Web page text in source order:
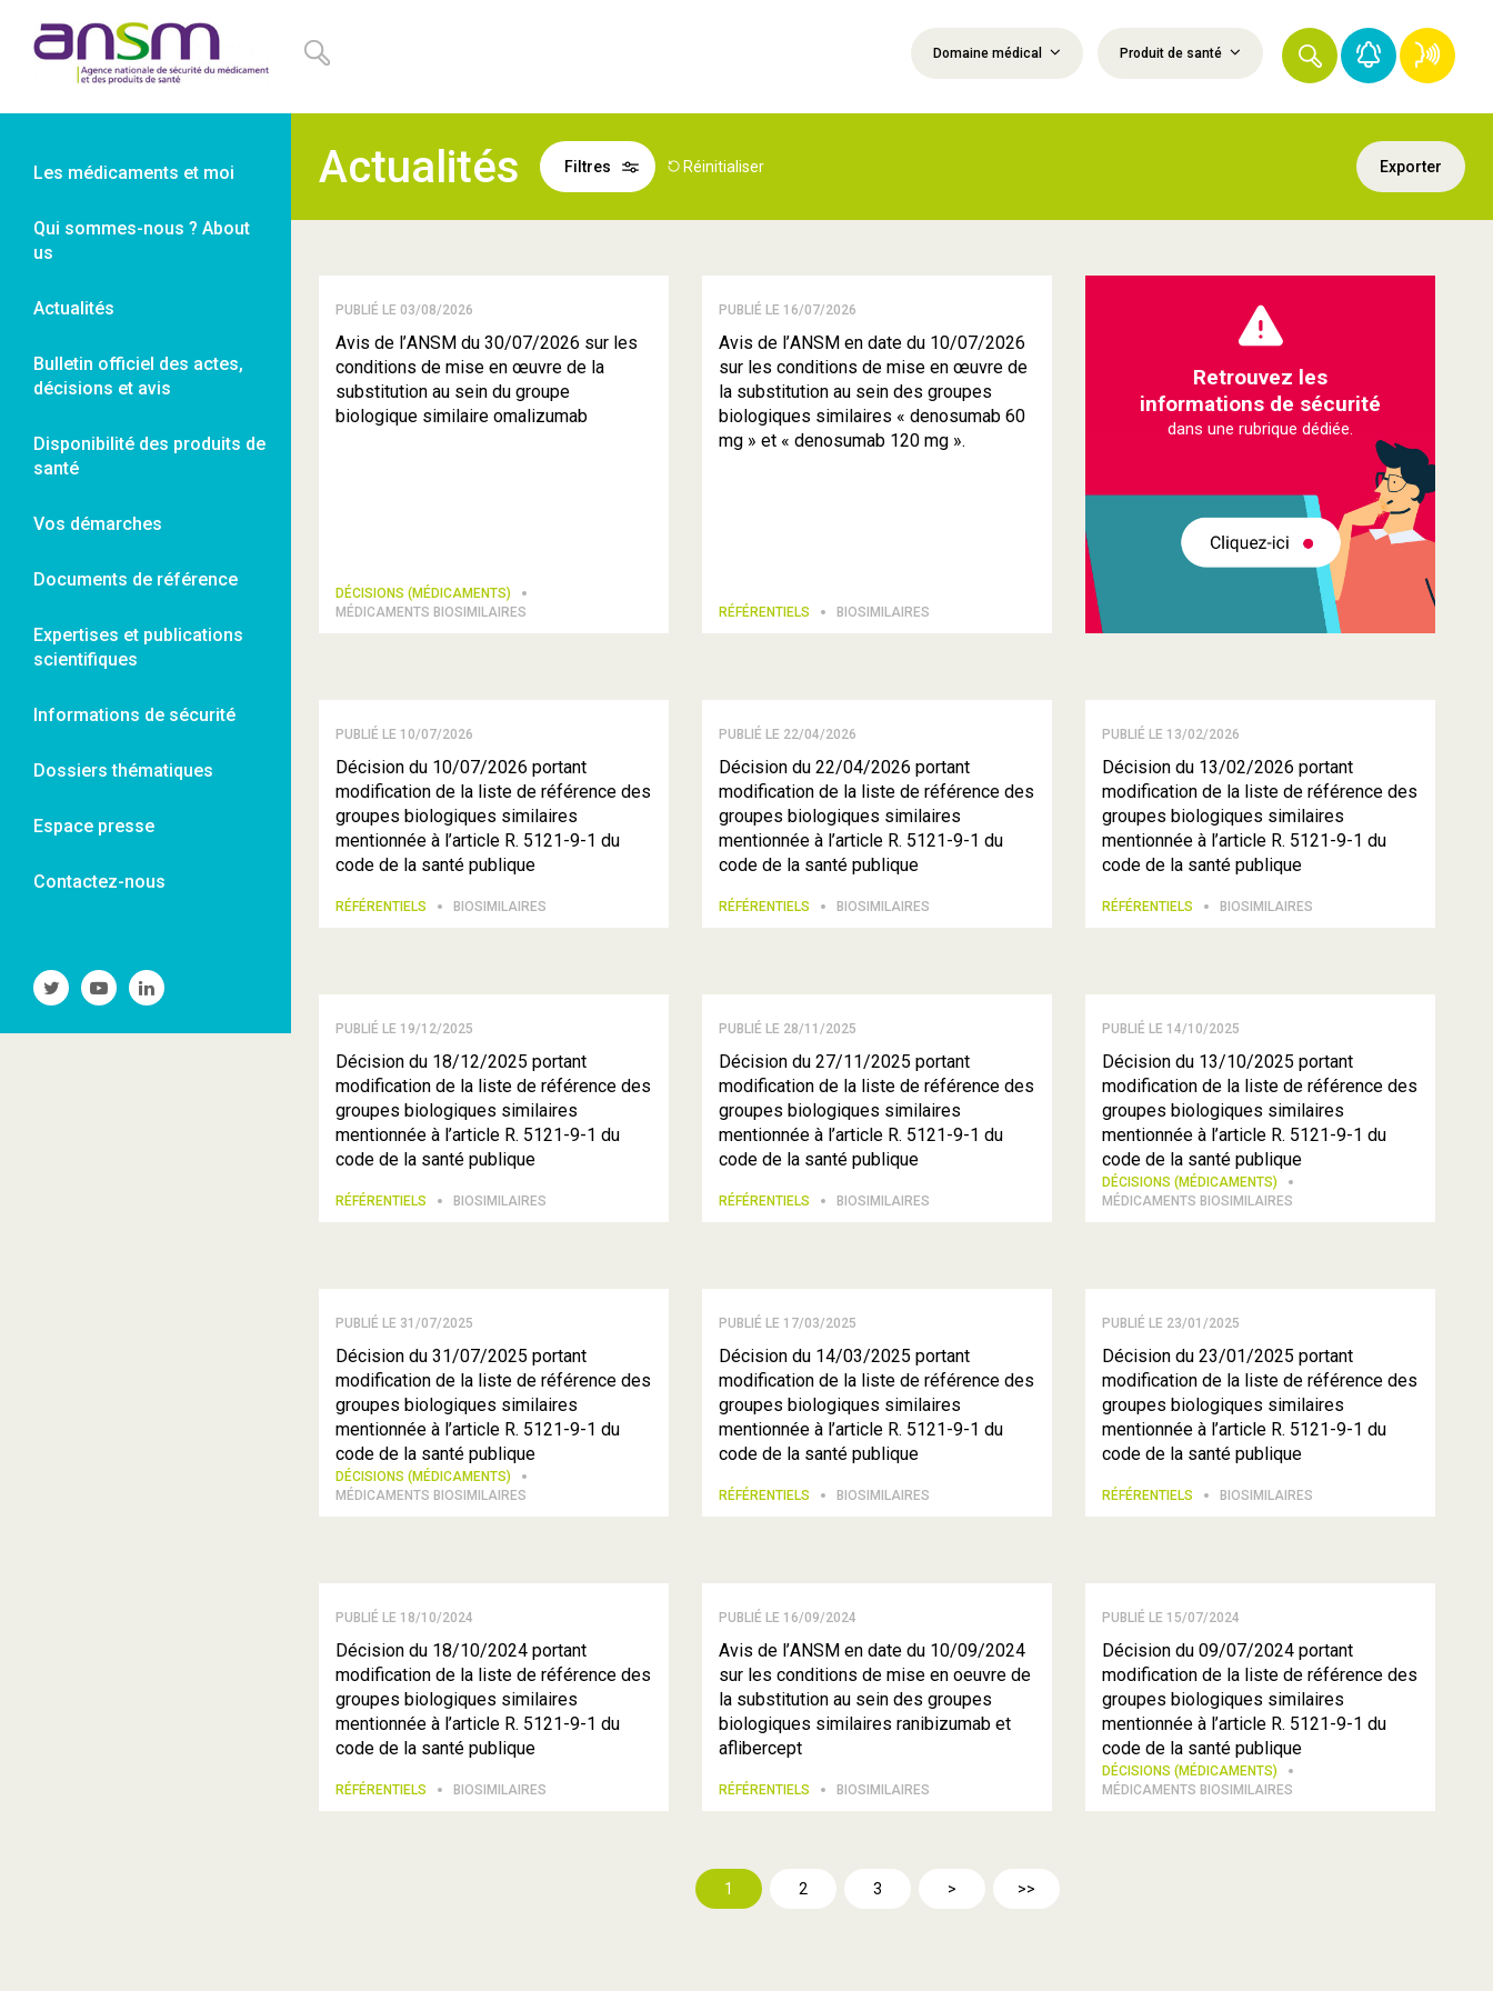
Domaine médical Produit de santé
Les médicaments et moi
Qui sommes-nous ? About
us
Actualités
Bulletin officiel des actes,
décisions et avis
Disponibilité des produits de
santé
Vos démarches
Documents de référence
Expertises et publications
scientifiques
Informations de sécurité
Dossiers thématiques
Espace presse
Contactez-nous
Suivre
l'ANSM
Twitter
Suivre
l'ANSM
Youtube
Suivre
l'ANSM
Linkedin
Actualités Filtres Réinitialiser Exporter
PUBLIÉ LE 03/08/2026
Avis de l’ANSM du 30/07/2026 sur les
conditions de mise en œuvre de la
substitution au sein du groupe
biologique similaire omalizumab
DÉCISIONS (MÉDICAMENTS)
MÉDICAMENTS BIOSIMILAIRES
PUBLIÉ LE 16/07/2026
Avis de l’ANSM en date du 10/07/2026
sur les conditions de mise en œuvre de
la substitution au sein des groupes
biologiques similaires « denosumab 60
mg » et « denosumab 120 mg ».
RÉFÉRENTIELS BIOSIMILAIRES
Retrouvez les
informations de sécurité
dans une rubrique dédiée.
PUBLIÉ LE 10/07/2026
Décision du 10/07/2026 portant
modification de la liste de référence des
groupes biologiques similaires
mentionnée à l’article R. 5121-9-1 du
code de la santé publique
RÉFÉRENTIELS BIOSIMILAIRES
PUBLIÉ LE 22/04/2026
Décision du 22/04/2026 portant
modification de la liste de référence des
groupes biologiques similaires
mentionnée à l’article R. 5121-9-1 du
code de la santé publique
RÉFÉRENTIELS BIOSIMILAIRES
PUBLIÉ LE 13/02/2026
Décision du 13/02/2026 portant
modification de la liste de référence des
groupes biologiques similaires
mentionnée à l’article R. 5121-9-1 du
code de la santé publique
RÉFÉRENTIELS BIOSIMILAIRES
PUBLIÉ LE 19/12/2025
Décision du 18/12/2025 portant
modification de la liste de référence des
groupes biologiques similaires
mentionnée à l’article R. 5121-9-1 du
code de la santé publique
RÉFÉRENTIELS BIOSIMILAIRES
PUBLIÉ LE 28/11/2025
Décision du 27/11/2025 portant
modification de la liste de référence des
groupes biologiques similaires
mentionnée à l’article R. 5121-9-1 du
code de la santé publique
RÉFÉRENTIELS BIOSIMILAIRES
PUBLIÉ LE 14/10/2025
Décision du 13/10/2025 portant
modification de la liste de référence des
groupes biologiques similaires
mentionnée à l’article R. 5121-9-1 du
code de la santé publique
DÉCISIONS (MÉDICAMENTS)
MÉDICAMENTS BIOSIMILAIRES
PUBLIÉ LE 31/07/2025
Décision du 31/07/2025 portant
modification de la liste de référence des
groupes biologiques similaires
mentionnée à l’article R. 5121-9-1 du
code de la santé publique
DÉCISIONS (MÉDICAMENTS)
MÉDICAMENTS BIOSIMILAIRES
PUBLIÉ LE 17/03/2025
Décision du 14/03/2025 portant
modification de la liste de référence des
groupes biologiques similaires
mentionnée à l’article R. 5121-9-1 du
code de la santé publique
RÉFÉRENTIELS BIOSIMILAIRES
PUBLIÉ LE 23/01/2025
Décision du 23/01/2025 portant
modification de la liste de référence des
groupes biologiques similaires
mentionnée à l’article R. 5121-9-1 du
code de la santé publique
RÉFÉRENTIELS BIOSIMILAIRES
PUBLIÉ LE 18/10/2024
Décision du 18/10/2024 portant
modification de la liste de référence des
groupes biologiques similaires
mentionnée à l’article R. 5121-9-1 du
code de la santé publique
RÉFÉRENTIELS BIOSIMILAIRES
PUBLIÉ LE 16/09/2024
Avis de l’ANSM en date du 10/09/2024
sur les conditions de mise en oeuvre de
la substitution au sein des groupes
biologiques similaires ranibizumab et
aflibercept
RÉFÉRENTIELS BIOSIMILAIRES
PUBLIÉ LE 15/07/2024
Décision du 09/07/2024 portant
modification de la liste de référence des
groupes biologiques similaires
mentionnée à l’article R. 5121-9-1 du
code de la santé publique
DÉCISIONS (MÉDICAMENTS)
MÉDICAMENTS BIOSIMILAIRES
1 2 3 > >>